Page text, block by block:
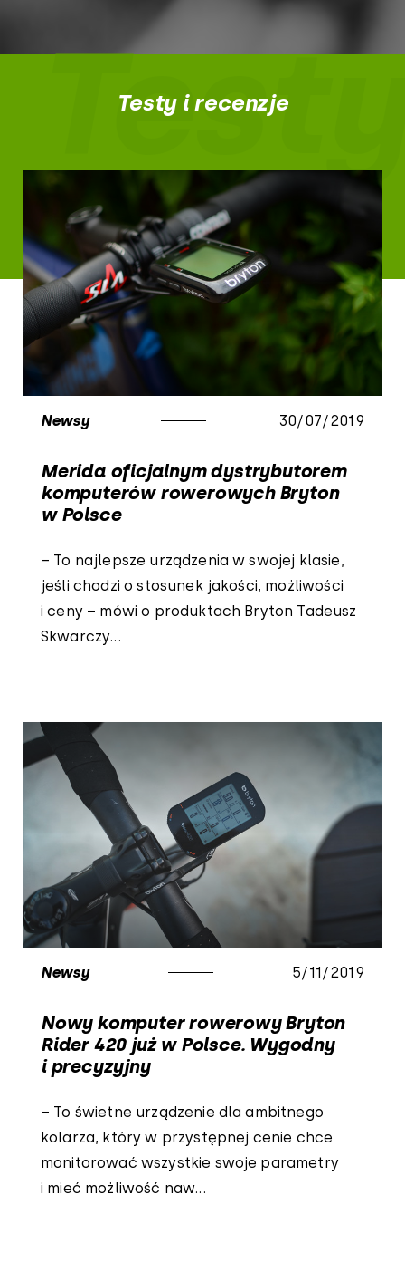
Testy
Testy i recenzje
Newsy 30/07/2019
Merida oficjalnym dystrybutorem
komputerów rowerowych Bryton
w Polsce
– To najlepsze urządzenia w swojej klasie,
jeśli chodzi o stosunek jakości, możliwości
i ceny – mówi o produktach Bryton Tadeusz
Skwarczy...
Newsy 5/11/2019
Nowy komputer rowerowy Bryton
Rider 420 już w Polsce. Wygodny
i precyzyjny
– To świetne urządzenie dla ambitnego
kolarza, który w przystępnej cenie chce
monitorować wszystkie swoje parametry
i mieć możliwość naw...